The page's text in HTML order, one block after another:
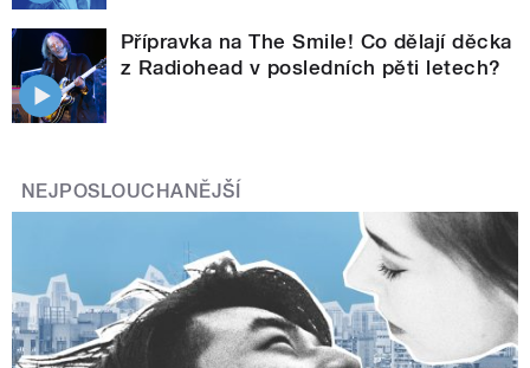
Přípravka na The Smile! Co dělají děcka
z Radiohead v posledních pěti letech?
NEJPOSLOUCHANĚJŠÍ